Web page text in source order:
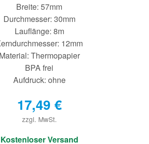
Breite: 57mm
Durchmesser: 30mm
Lauflänge: 8m
12mm
Material: Thermopapier
BPA frei
Aufdruck: ohne
17,49 €
zzgl. MwSt.
€
Kostenloser Versand